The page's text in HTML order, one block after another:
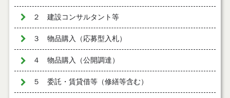
２ 建設コンサルタント等
３ 物品購入（応募型入札）
４ 物品購入（公開調達）
５ 委託・賃貸借等（修繕等含む）